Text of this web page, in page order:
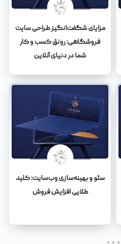
مزایای شگفت‌انگیز طراحی سایت
فروشگاهی: رونق کسب و کار
شما در دنیای آنلاین
سئو و بهینه‌سازی وب‌سایت: کلید
طلایی افزایش فروش